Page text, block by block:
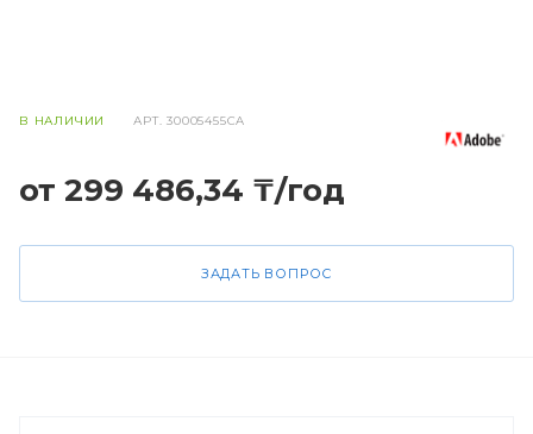
В НАЛИЧИИ АРТ.30005455CA
от 299 486,34 ₸/год
ЗАДАТЬ ВОПРОС